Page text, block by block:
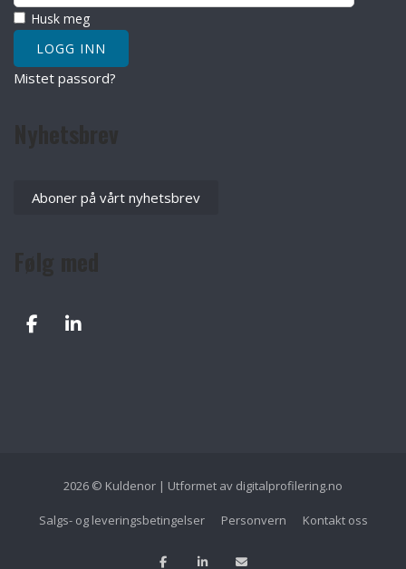
Husk meg
Mistet passord?
Aboner på vårt nyhetsbrev
2026 © Kuldenor | Utformet av digitalprofilering.no
Salgs- og leveringsbetingelser Personvern Kontakt oss